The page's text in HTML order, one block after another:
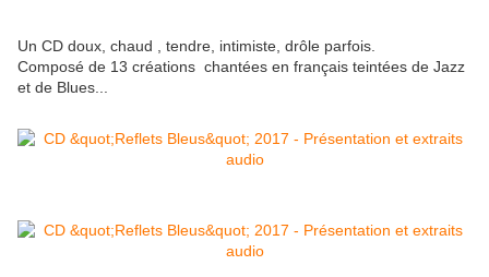
Un CD doux, chaud , tendre, intimiste, drôle parfois.
Composé de 13 créations chantées en français teintées de Jazz
et de Blues...